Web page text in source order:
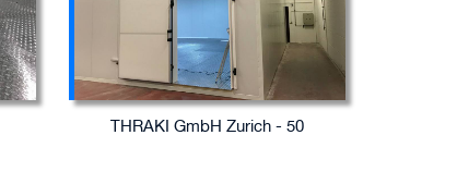
THRAKI GmbH Zurich - 50